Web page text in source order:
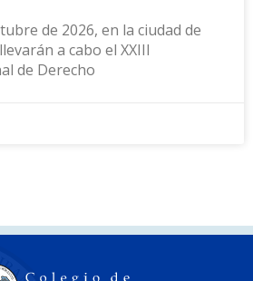
de 2026, en la ciudad de
a cabo el XXIII
de Derecho